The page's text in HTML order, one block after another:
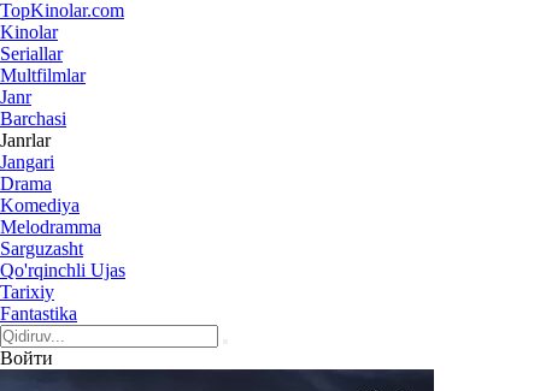
TopKinolar.com
Kinolar
Seriallar
Multfilmlar
Janr
Barchasi
Janrlar
Jangari
Drama
Komediya
Melodramma
Sarguzasht
Qo'rqinchli Ujas
Tarixiy
Fantastika
Войти